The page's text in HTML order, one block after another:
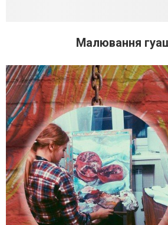
Малювання